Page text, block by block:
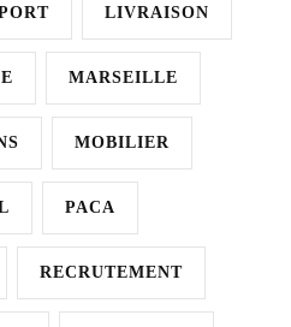
LIVRAISON
MARSEILLE
MOBILIER
PACA
RECRUTEMENT